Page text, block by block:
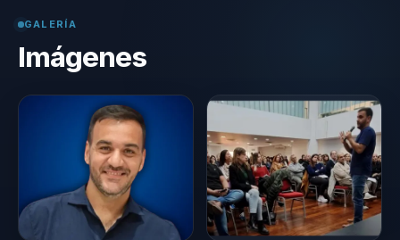
GALERÍA
Imágenes